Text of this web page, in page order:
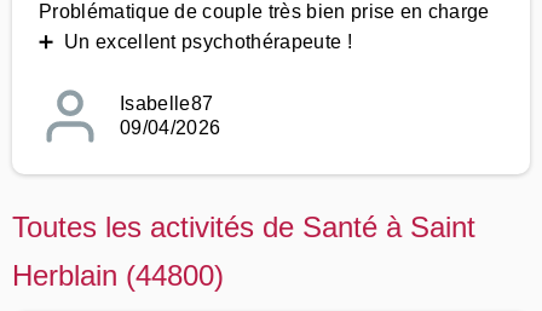
Problématique de couple très bien prise en charge
➕ Un excellent psychothérapeute !
Isabelle87
09/04/2026
Toutes les activités de Santé à Saint
Herblain (44800)